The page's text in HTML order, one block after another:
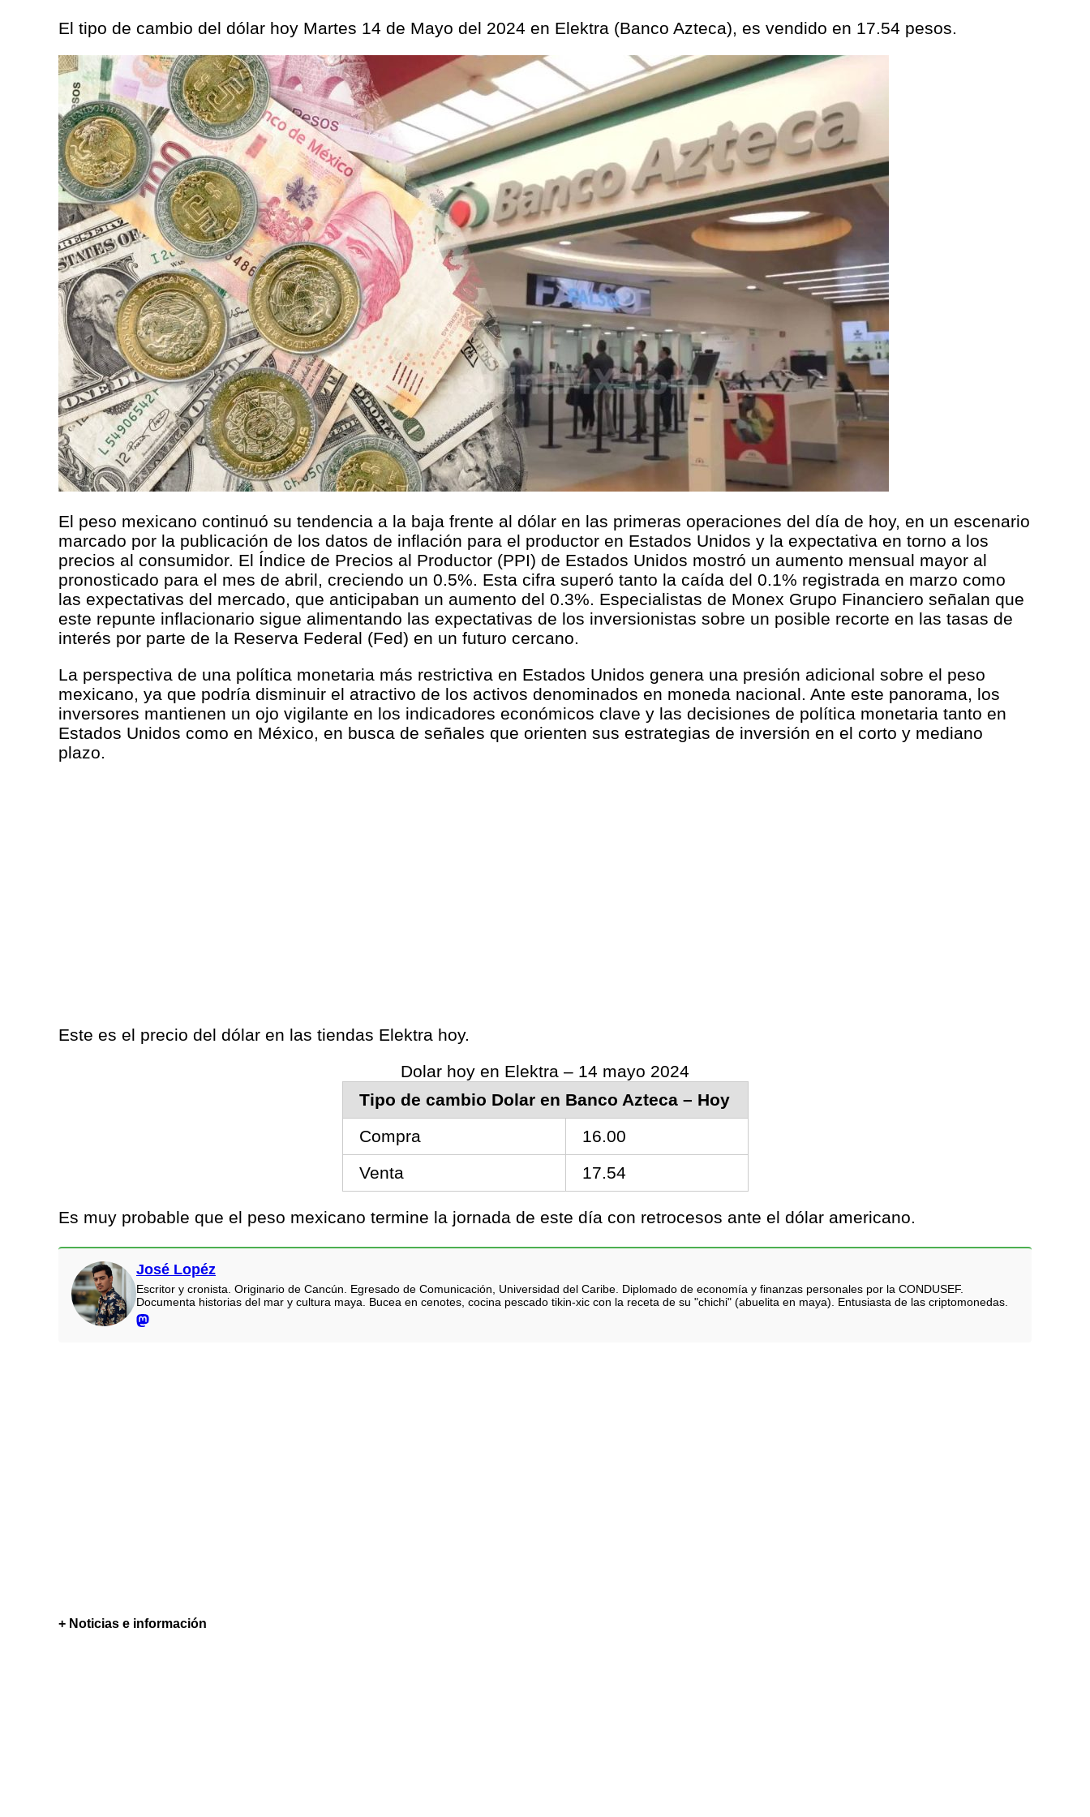
El tipo de cambio del dólar hoy Martes 14 de Mayo del 2024 en Elektra (Banco Azteca), es vendido en 17.54 pesos.
El peso mexicano continuó su tendencia a la baja frente al dólar en las primeras operaciones del día de hoy, en un escenario
marcado por la publicación de los datos de inflación para el productor en Estados Unidos y la expectativa en torno a los
precios al consumidor. El Índice de Precios al Productor (PPI) de Estados Unidos mostró un aumento mensual mayor al
pronosticado para el mes de abril, creciendo un 0.5%. Esta cifra superó tanto la caída del 0.1% registrada en marzo como
las expectativas del mercado, que anticipaban un aumento del 0.3%. Especialistas de Monex Grupo Financiero señalan que
este repunte inflacionario sigue alimentando las expectativas de los inversionistas sobre un posible recorte en las tasas de
interés por parte de la Reserva Federal (Fed) en un futuro cercano.
La perspectiva de una política monetaria más restrictiva en Estados Unidos genera una presión adicional sobre el peso
mexicano, ya que podría disminuir el atractivo de los activos denominados en moneda nacional. Ante este panorama, los
inversores mantienen un ojo vigilante en los indicadores económicos clave y las decisiones de política monetaria tanto en
Estados Unidos como en México, en busca de señales que orienten sus estrategias de inversión en el corto y mediano
plazo.
Este es el precio del dólar en las tiendas Elektra hoy.
Dolar hoy en Elektra – 14 mayo 2024
Tipo de cambio Dolar en Banco Azteca – Hoy
Compra
16.00
Venta
17.54
Es muy probable que el peso mexicano termine la jornada de este día con retrocesos ante el dólar americano.
José Lopéz
Escritor y cronista. Originario de Cancún. Egresado de Comunicación, Universidad del Caribe. Diplomado de economía y finanzas personales por la CONDUSEF.
Documenta historias del mar y cultura maya. Bucea en cenotes, cocina pescado tikin-xic con la receta de su "chichi" (abuelita en maya). Entusiasta de las criptomonedas.
+ Noticias e información